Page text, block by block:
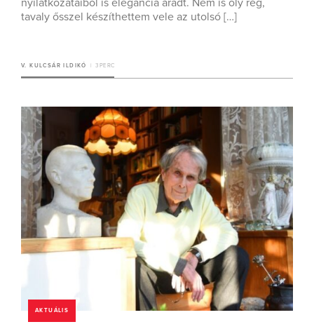
nyilatkozataiból is elegancia áradt. Nem is oly rég,
tavaly ősszel készíthettem vele az utolsó […]
V. KULCSÁR ILDIKÓ 3 PERC
AKTUÁLIS